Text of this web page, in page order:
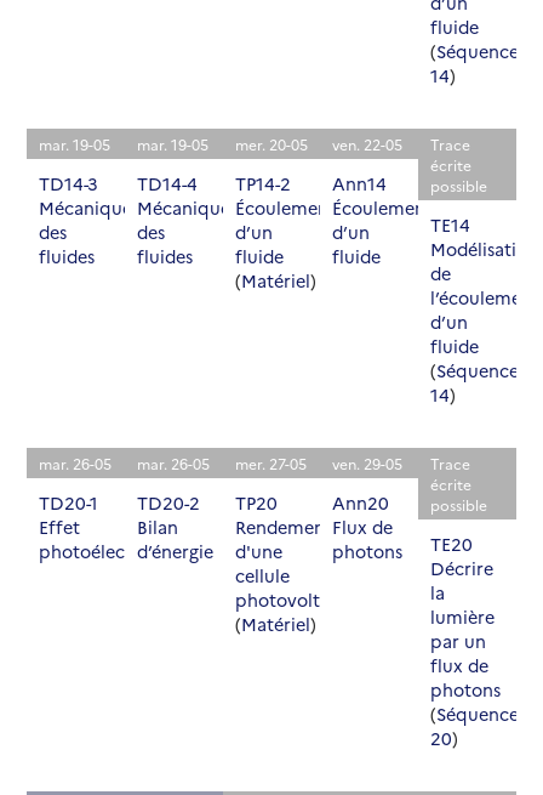
fluide
(Séquence
14)
mar. 19-05
TD14-3
Mécanique
des
fluides
mar. 19-05
TD14-4
Mécanique
des
fluides
mer. 20-05
TP14-2
Écoulement
d’un
fluide
(Matériel)
ven. 22-05
Ann14
Écoulement
d’un
fluide
Trace
écrite
possible
TE14
Modélisation
de
l’écoulement
d’un
fluide
(Séquence
14)
mar. 26-05
TD20-1
Effet
photoélectrique
mar. 26-05
TD20-2
Bilan
d’énergie
mer. 27-05
TP20
Rendement
d'une
cellule
photovoltaïque
(Matériel)
ven. 29-05
Ann20
Flux de
photons
Trace
écrite
possible
TE20
Décrire
la
lumière
par un
flux de
photons
(Séquence
20)